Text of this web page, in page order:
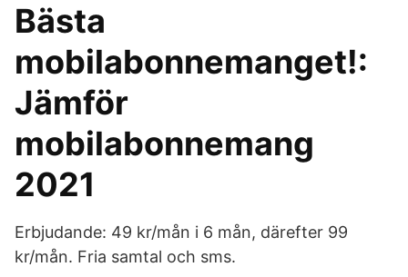
Bästa
mobilabonnemanget!:
Jämför
mobilabonnemang
2021
Erbjudande: 49 kr/mån i 6 mån, därefter 99
kr/mån. Fria samtal och sms.